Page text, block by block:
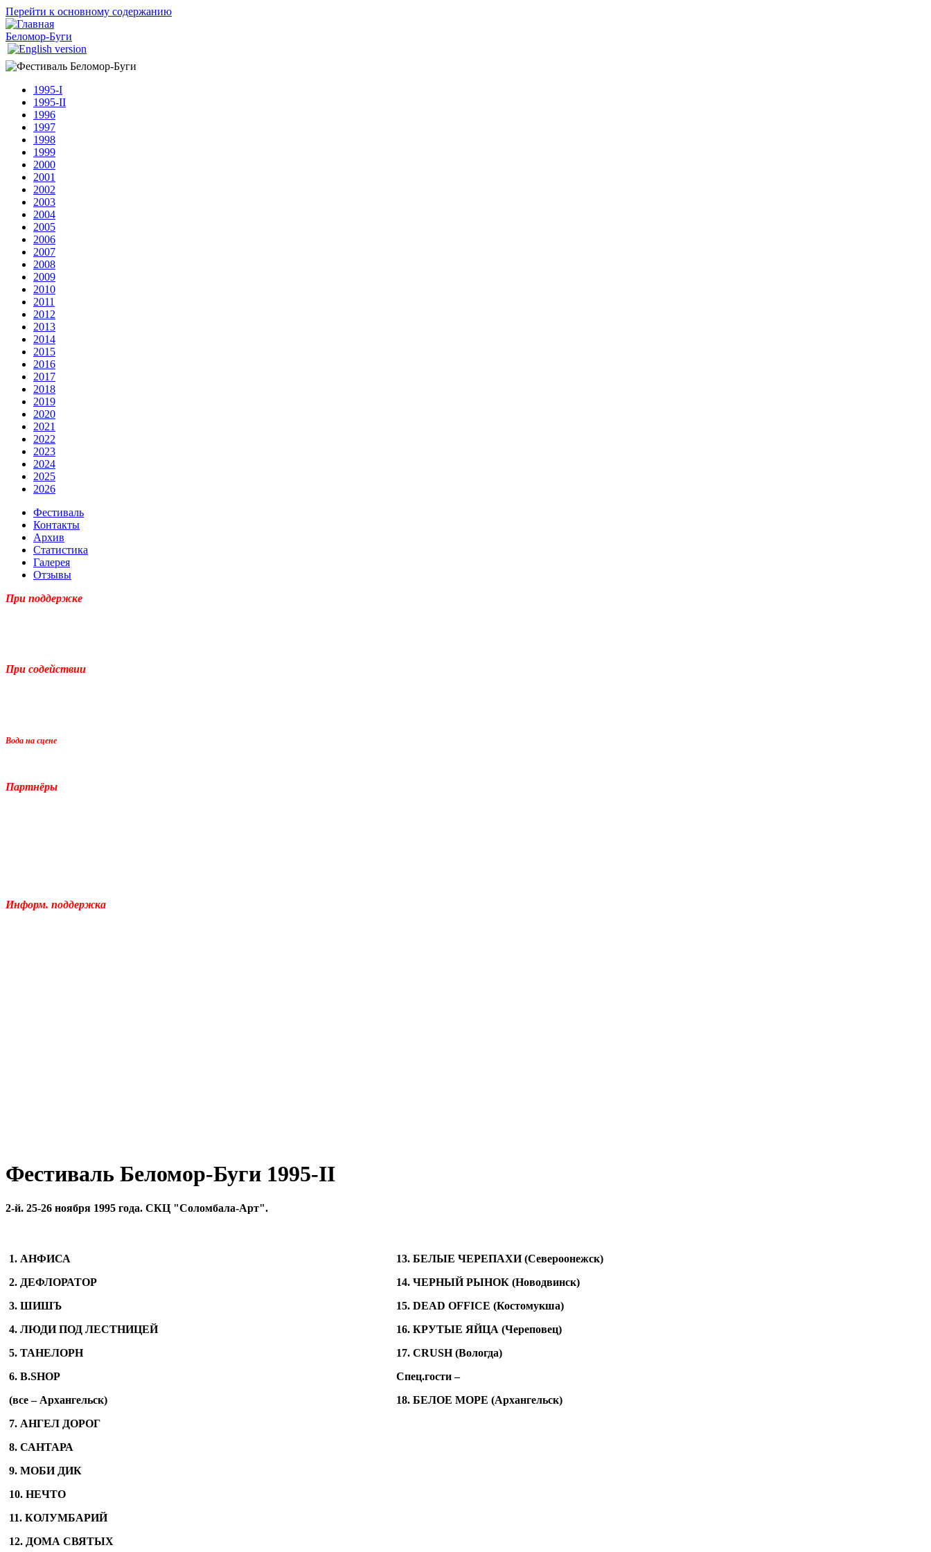
Перейти к основному содержанию
Беломор-Буги
1995-I
1995-II
1996
1997
1998
1999
2000
2001
2002
2003
2004
2005
2006
2007
2008
2009
2010
2011
2012
2013
2014
2015
2016
2017
2018
2019
2020
2021
2022
2023
2024
2025
2026
Фестиваль
Контакты
Архив
Статистика
Галерея
Отзывы
При поддержке
При содействии
Вода на сцене
Партнёры
Информ. поддержка
Фестиваль Беломор-Буги 1995-II
2-й. 25-26 ноября 1995 года. СКЦ "Соломбала-Арт".
1. АНФИСА
2. ДЕФЛОРАТОР
3. ШИШЪ
4. ЛЮДИ ПОД ЛЕСТНИЦЕЙ
5. ТАНЕЛОРН
6. B.SHOP
(все – Архангельск)
7. АНГЕЛ ДОРОГ
8. САНТАРА
9. МОБИ ДИК
10. НЕЧТО
11. КОЛУМБАРИЙ
12. ДОМА СВЯТЫХ
13. БЕЛЫЕ ЧЕРЕПАХИ (Североонежск)
14. ЧЕРНЫЙ РЫНОК (Новодвинск)
15. DEAD OFFICE (Костомукша)
16. КРУТЫЕ ЯЙЦА (Череповец)
17. CRUSH (Вологда)
Спец.гости –
18. БЕЛОЕ МОРЕ (Архангельск)